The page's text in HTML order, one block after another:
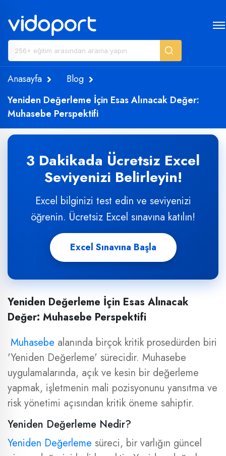
Anasayfa
Blog
Yeniden Değerleme İçin Esas Alınacak Değer:
Muhasebe Perspektifi
3 Dakikada Ücretsiz Excel
Seviyenizi Belirleyin!
Excel bilginizi test edin ve seviyenizi
öğrenin. Ücretsiz Excel sınavına katılın!
Excel Sınavına Başla
Yeniden Değerleme İçin Esas Alınacak
Değer: Muhasebe Perspektifi
Muhasebe alanında birçok kritik prosedürden biri
'Yeniden Değerleme' sürecidir. Muhasebe
uygulamalarında, açık ve kesin bir değerleme
yapmak, işletmenin mali pozisyonunu yansıtma ve
risk yönetimi açısından kritik öneme sahiptir.
Yeniden Değerleme Nedir?
Yeniden Değerleme süreci, bir varlığın güncel